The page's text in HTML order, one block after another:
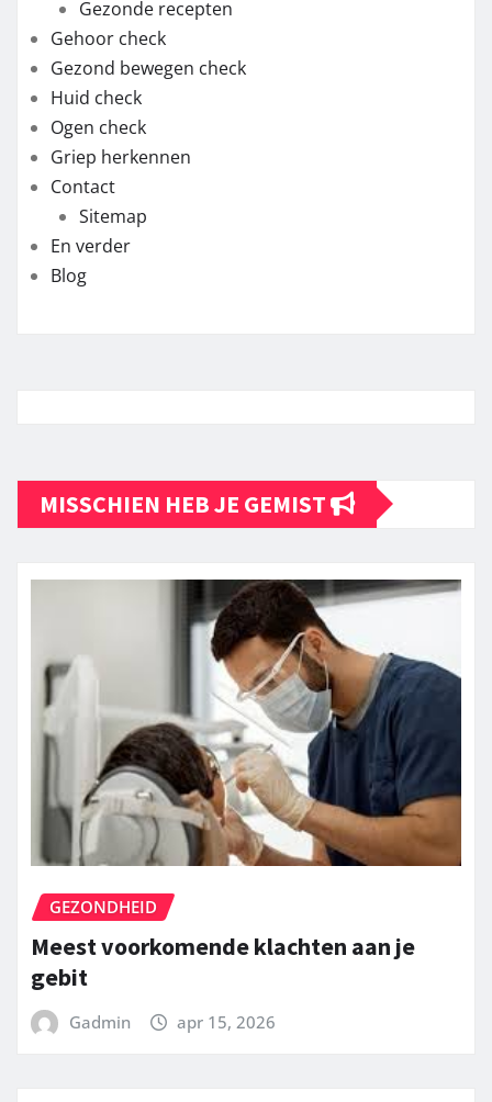
Gezonde recepten
Gehoor check
Gezond bewegen check
Huid check
Ogen check
Griep herkennen
Contact
Sitemap
En verder
Blog
MISSCHIEN HEB JE GEMIST
GEZONDHEID
Meest voorkomende klachten aan je
gebit
Gadmin apr 15, 2026